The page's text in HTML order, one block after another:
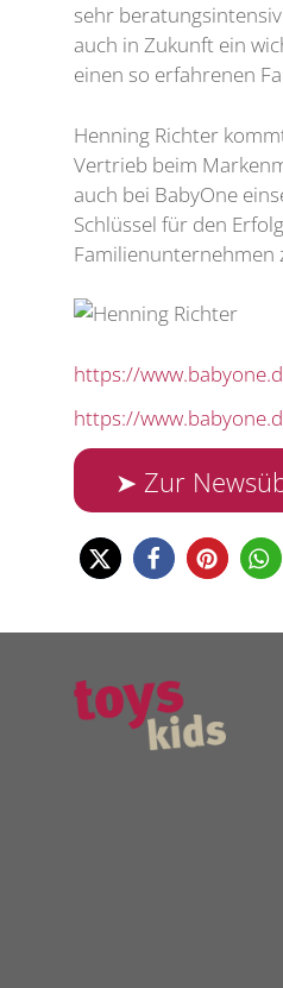
sehr
auch in Zukunft ein
einen so erfahrenen
Henning Richter
Vertrieb beim
auch bei BabyOne
Schlüssel für den
Familienunternehmen
https://
https://
➤ Zur